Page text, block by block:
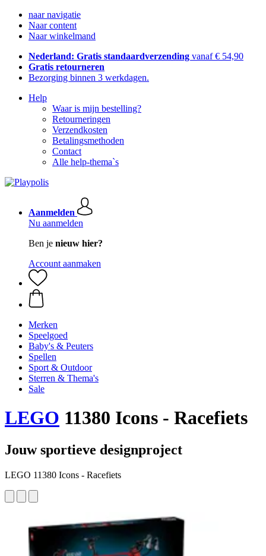
naar navigatie
Naar content
Naar winkelmand
Nederland: Gratis standaardverzending vanaf € 54,90
Gratis retourneren
Bezorging binnen 3 werkdagen.
Help
Waar is mijn bestelling?
Retourneringen
Verzendkosten
Betalingsmethoden
Contact
Alle help-thema`s
Aanmelden
Nu aanmelden
Ben je nieuw hier?
Account aanmaken
Merken
Speelgoed
Baby's & Peuters
Spellen
Sport & Outdoor
Sterren & Thema's
Sale
LEGO 11380 Icons - Racefiets
Jouw sportieve designproject
LEGO 11380 Icons - Racefiets